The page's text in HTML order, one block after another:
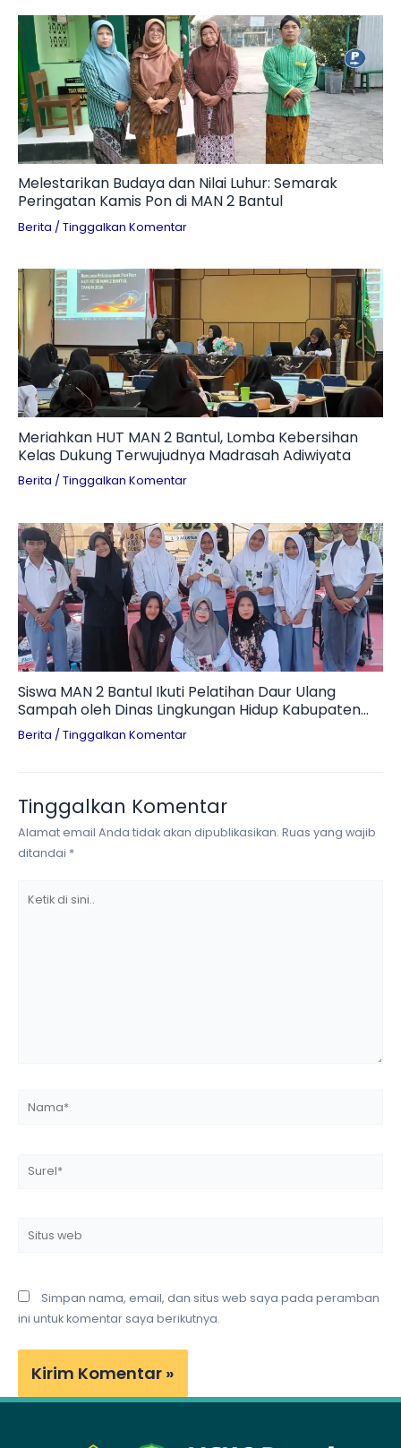
Melestarikan Budaya dan Nilai Luhur: Semarak
Peringatan Kamis Pon di MAN 2 Bantul
Berita / Tinggalkan Komentar
Meriahkan HUT MAN 2 Bantul, Lomba Kebersihan
Kelas Dukung Terwujudnya Madrasah Adiwiyata
Berita / Tinggalkan Komentar
Siswa MAN 2 Bantul Ikuti Pelatihan Daur Ulang
Sampah oleh Dinas Lingkungan Hidup Kabupaten
Bantul
Berita / Tinggalkan Komentar
Tinggalkan Komentar
Alamat email Anda tidak akan dipublikasikan. Ruas yang wajib
ditandai *
Surel*
Simpan nama, email, dan situs web saya pada peramban
ini untuk komentar saya berikutnya.